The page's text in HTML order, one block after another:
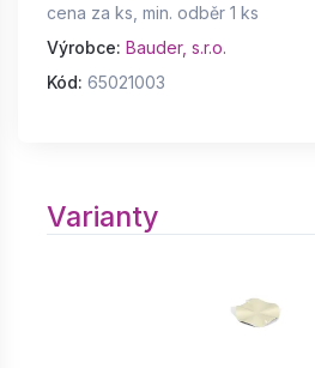
cena za ks, min. odběr 1 ks
Výrobce: Bauder, s.r.o.
Kód: 65021003
Varianty